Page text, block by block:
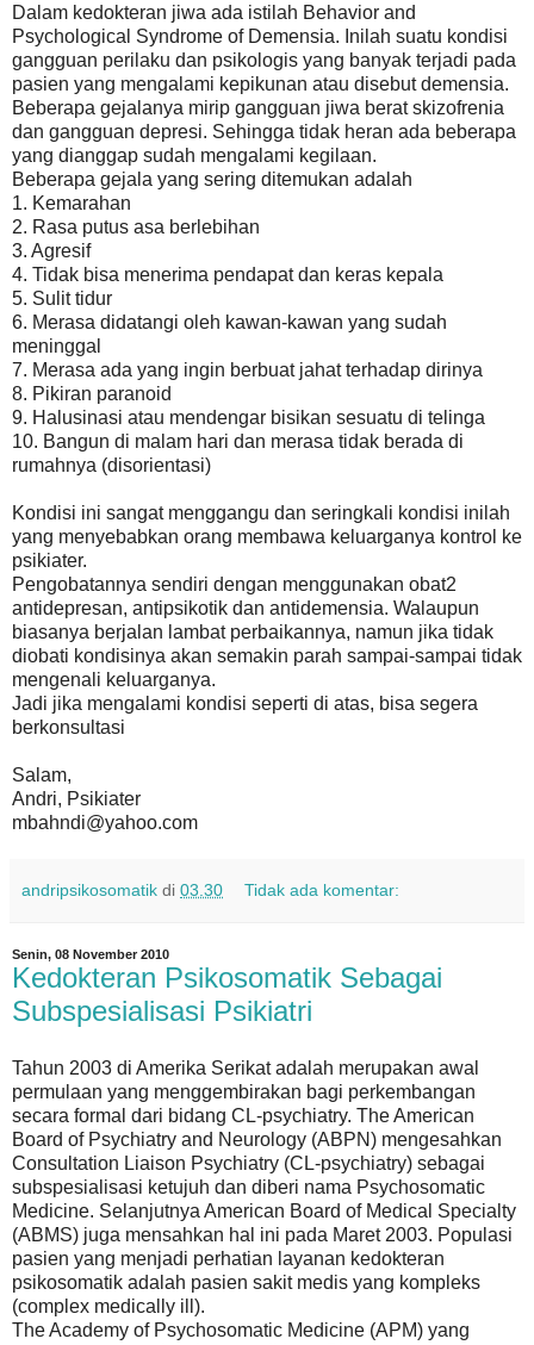
Dalam kedokteran jiwa ada istilah Behavior and
Psychological Syndrome of Demensia. Inilah suatu kondisi
gangguan perilaku dan psikologis yang banyak terjadi pada
pasien yang mengalami kepikunan atau disebut demensia.
Beberapa gejalanya mirip gangguan jiwa berat skizofrenia
dan gangguan depresi. Sehingga tidak heran ada beberapa
yang dianggap sudah mengalami kegilaan.
Beberapa gejala yang sering ditemukan adalah
1. Kemarahan
2. Rasa putus asa berlebihan
3. Agresif
4. Tidak bisa menerima pendapat dan keras kepala
5. Sulit tidur
6. Merasa didatangi oleh kawan-kawan yang sudah
meninggal
7. Merasa ada yang ingin berbuat jahat terhadap dirinya
8. Pikiran paranoid
9. Halusinasi atau mendengar bisikan sesuatu di telinga
10. Bangun di malam hari dan merasa tidak berada di
rumahnya (disorientasi)
Kondisi ini sangat menggangu dan seringkali kondisi inilah
yang menyebabkan orang membawa keluarganya kontrol ke
psikiater.
Pengobatannya sendiri dengan menggunakan obat2
antidepresan, antipsikotik dan antidemensia. Walaupun
biasanya berjalan lambat perbaikannya, namun jika tidak
diobati kondisinya akan semakin parah sampai-sampai tidak
mengenali keluarganya.
Jadi jika mengalami kondisi seperti di atas, bisa segera
berkonsultasi
Salam,
Andri, Psikiater
mbahndi@yahoo.com
andripsikosomatik di 03.30 Tidak ada komentar:
Senin, 08 November 2010
Kedokteran Psikosomatik Sebagai
Subspesialisasi Psikiatri
Tahun 2003 di Amerika Serikat adalah merupakan awal
permulaan yang menggembirakan bagi perkembangan
secara formal dari bidang CL-psychiatry. The American
Board of Psychiatry and Neurology (ABPN) mengesahkan
Consultation Liaison Psychiatry (CL-psychiatry) sebagai
subspesialisasi ketujuh dan diberi nama Psychosomatic
Medicine. Selanjutnya American Board of Medical Specialty
(ABMS) juga mensahkan hal ini pada Maret 2003. Populasi
pasien yang menjadi perhatian layanan kedokteran
psikosomatik adalah pasien sakit medis yang kompleks
(complex medically ill).
The Academy of Psychosomatic Medicine (APM) yang